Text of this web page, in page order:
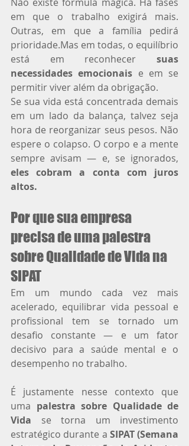
em que o trabalho exigirá mais.
Outras, em que a família pedirá
prioridade.Mas em todas, o equilíbrio
está em reconhecer suas
necessidades emocionais e em se
permitir viver além da obrigação.
Se sua vida está concentrada demais
em um lado da balança, talvez seja
hora de reorganizar seus pesos. Não
espere o colapso. O corpo e a mente
eles cobram a conta com juros
altos.
Por que sua empresa
precisa de uma palestra
sobre Qualidade de Vida na
SIPAT
Em um mundo cada vez mais
acelerado, equilibrar vida pessoal e
profissional tem se tornado um
desafio constante — e um fator
decisivo para a saúde mental e o
desempenho no trabalho.
É justamente nesse contexto que
uma palestra sobre Qualidade de
Vida se torna um investimento
estratégico durante a SIPAT (Semana